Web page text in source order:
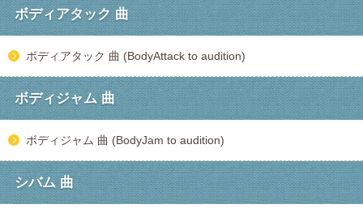
ボディアタック 曲
ボディアタック 曲 (BodyAttack to audition)
ボディジャム 曲
ボディジャム 曲 (BodyJam to audition)
シバム 曲